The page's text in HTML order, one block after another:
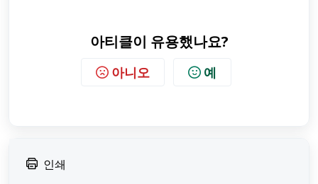
아티클이 유용했나요?
아니오 예
인쇄